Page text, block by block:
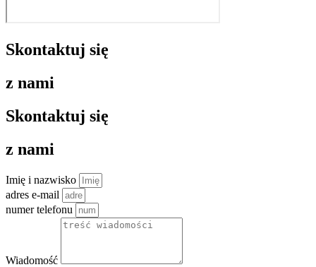
Skontaktuj się
z nami
Skontaktuj się
z nami
Imię i nazwisko
adres e-mail
numer telefonu
Wiadomość